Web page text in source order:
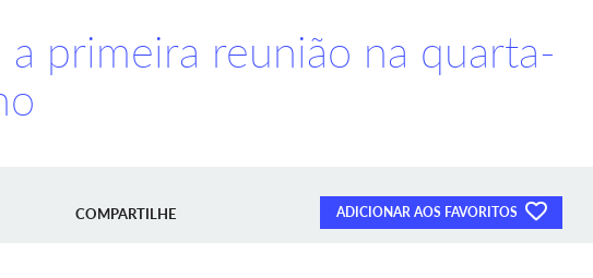
a primeira reunião na quarta-
COMPARTILHE ADICIONAR AOS FAVORITOS